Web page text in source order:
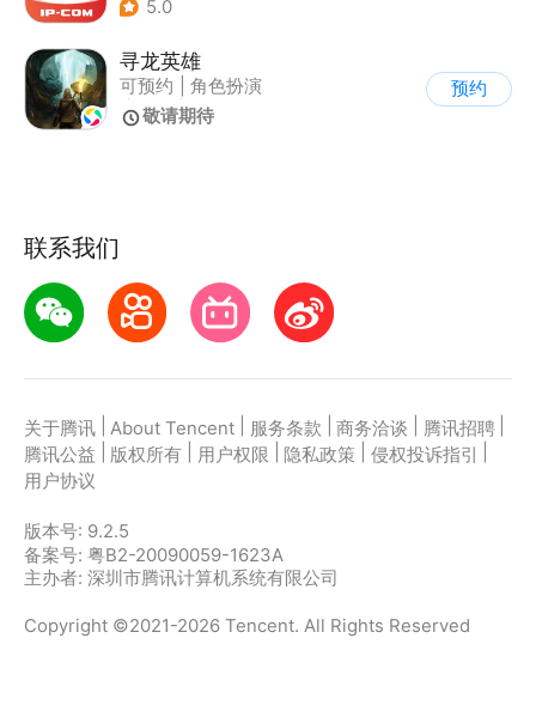
5.0
寻龙英雄
可预约
角色扮演
| 收集 | 冒险
敬请期待
预约
联系我们
关于腾讯 About Tencent 服务条款 商务洽谈 腾讯招聘
腾讯公益
版权所有 用户权限 隐私政策 侵权投诉指引
用户协议
版本号: 9.2.5
备案号: 粤B2-20090059-1623A
主办者: 深圳市腾讯计算机系统有限公司
Copyright ©2021-2026 Tencent. All Rights Reserved